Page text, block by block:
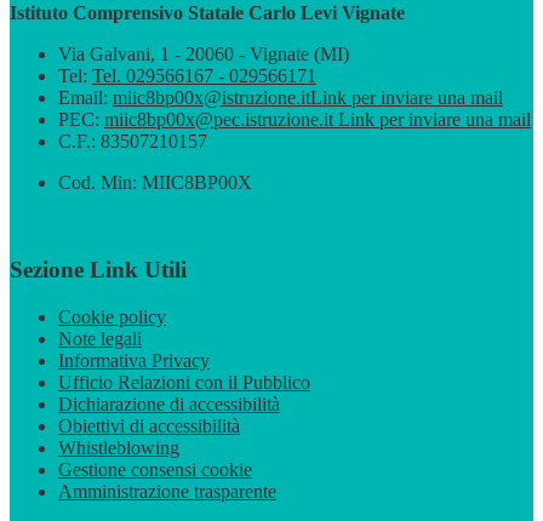
Istituto Comprensivo Statale Carlo Levi Vignate
Via Galvani, 1 - 20060 - Vignate (MI)
Tel: Tel. 029566167 - 029566171
Email: miic8bp00x@istruzione.itLink per inviare una mail
PEC: miic8bp00x@pec.istruzione.it Link per inviare una mail
C.F.: 83507210157
Cod. Min: MIIC8BP00X
Sezione Link Utili
Cookie policy
Note legali
Informativa Privacy
Ufficio Relazioni con il Pubblico
Dichiarazione di accessibilità
Obiettivi di accessibilità
Whistleblowing
Gestione consensi cookie
Amministrazione trasparente